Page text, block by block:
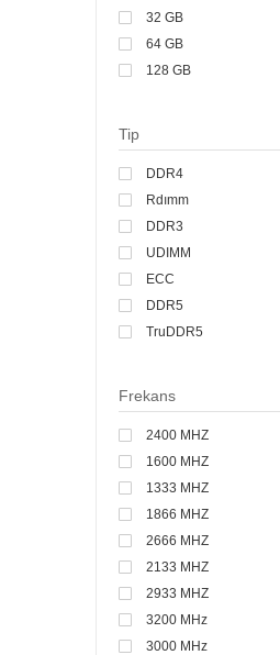
32 GB
64 GB
128 GB
Tip
DDR4
Rdımm
DDR3
UDIMM
ECC
DDR5
TruDDR5
Frekans
2400 MHZ
1600 MHZ
1333 MHZ
1866 MHZ
2666 MHZ
2133 MHZ
2933 MHZ
3200 MHz
3000 MHz